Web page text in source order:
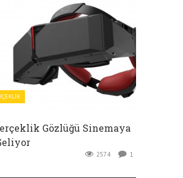
Gözlüğü Sinemaya
2574 1